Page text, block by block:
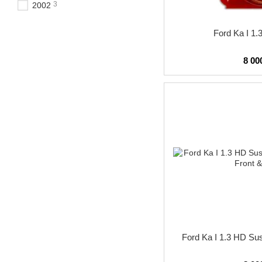
Ford Ka I
8
Ford Ka I 1.3 HD
2002 3